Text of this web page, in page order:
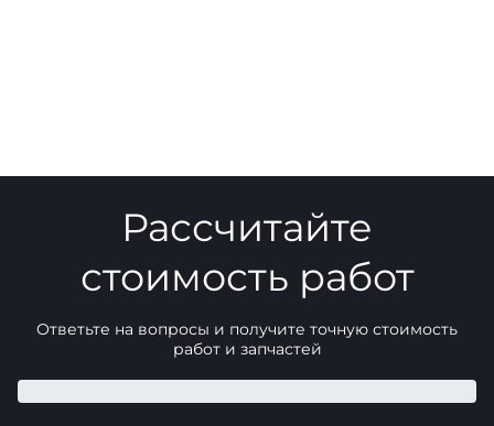
Рассчитайте
стоимость работ
Ответьте на вопросы и получите точную стоимость
работ и запчастей